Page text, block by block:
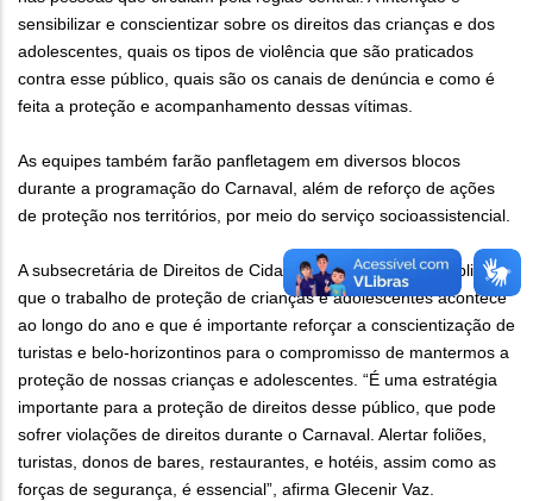
sensibilizar e conscientizar sobre os direitos das crianças e dos
adolescentes, quais os tipos de violência que são praticados
contra esse público, quais são os canais de denúncia e como é
feita a proteção e acompanhamento dessas vítimas.
As equipes também farão panfletagem em diversos blocos
durante a programação do Carnaval, além de reforço de ações
de proteção nos territórios, por meio do serviço socioassistencial.
A subsecretária de Direitos de Cidadania, Glecenir Vaz, explica
que o trabalho de proteção de crianças e adolescentes acontece
ao longo do ano e que é importante reforçar a conscientização de
turistas e belo-horizontinos para o compromisso de mantermos a
proteção de nossas crianças e adolescentes. “É uma estratégia
importante para a proteção de direitos desse público, que pode
sofrer violações de direitos durante o Carnaval. Alertar foliões,
turistas, donos de bares, restaurantes, e hotéis, assim como as
forças de segurança, é essencial”, afirma Glecenir Vaz.